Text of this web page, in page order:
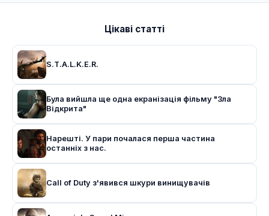
Цікаві статті
S.T.A.L.K.E.R.
Була вийшла ще одна екранізація фільму "Зла
Відкрита"
Нарешті. У пари почалася перша частина
останніх з нас.
Call of Duty з'явився шкури винищувачів